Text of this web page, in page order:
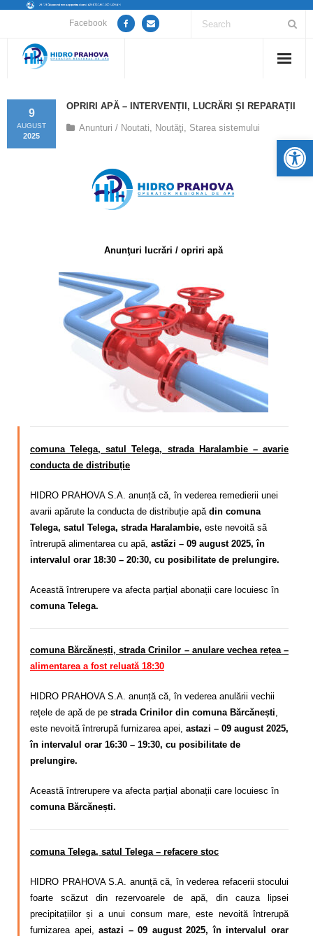
Facebook
Despre noi
Guvernanță Corporativă
Informații de interes public
Calitatea apei
OPRIRI APĂ – INTERVENȚII, LUCRĂRI ȘI REPARAȚII
9
AUGUST
2025
Anunturi / Noutati, Noutăţi, Starea sistemului
Anunţuri lucrări / opriri apă
comuna Telega, satul Telega, strada Haralambie – avarie
conducta de distribuție
HIDRO PRAHOVA S.A. anunță că, în vederea remedierii unei
avarii apărute la conducta de distribuție apă din comuna
Telega, satul Telega, strada Haralambie, este nevoită să
întrerupă alimentarea cu apă, astăzi – 09 august 2025, în
intervalul orar 18:30 – 20:30, cu posibilitate de prelungire.
Această întrerupere va afecta parțial abonații care locuiesc în
comuna Telega.
comuna Bărcănești, strada Crinilor – anulare vechea rețea –
alimentarea a fost reluată 18:30
HIDRO PRAHOVA S.A. anunță că, în vederea anulării vechii
rețele de apă de pe strada Crinilor din comuna Bărcănești,
este nevoită întrerupă furnizarea apei, astazi – 09 august 2025,
în intervalul orar 16:30 – 19:30, cu posibilitate de
prelungire.
Această întrerupere va afecta parțial abonații care locuiesc în
comuna Bărcănești.
comuna Telega, satul Telega – refacere stoc
HIDRO PRAHOVA S.A. anunță că, în vederea refacerii stocului
foarte scăzut din rezervoarele de apă, din cauza lipsei
precipitațiilor și a unui consum mare,este nevoită întrerupă
furnizarea apei,astazi – 09 august 2025, în intervalul orar